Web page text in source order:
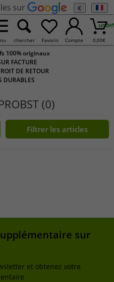
sur €
chercher Favoris Compte 0,00€
100% originaux
FACTURE
DE RETOUR
DURABLES
(0)
Filtrer les articles
sur
et obtenez votre